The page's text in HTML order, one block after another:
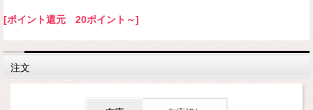
と塩で整えた鰹節屋ならではのだしへのこだわりを感じることができます。
そして、湯煎してすぐに食べられる手軽さもポイント！ぜひご賞味ください。
[ポイント還元 20ポイント～]
注文